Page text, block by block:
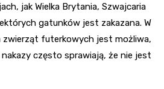
jak Wielka Brytania, Szwajcaria
gatunków jest zakazana. W
zwierząt futerkowych jest możliwa,
często sprawiają, że nie jest